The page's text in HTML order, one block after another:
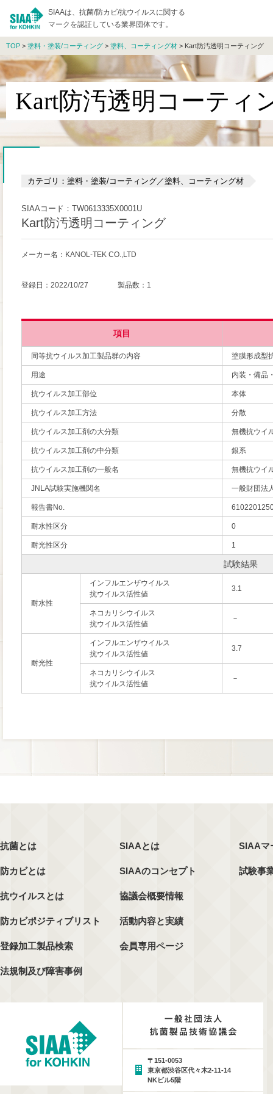
SIAAは、抗菌/防カビ/抗ウイルスに関する
マークを認証している業界団体です。
TOP > 塗料・塗装/コーティング > 塗料、コーティング材 > Kart防汚透明コーティング
Kart防汚透明コーティ
カテゴリ：塗料・塗装/コーティング／塗料、コーティング材
SIAAコード：TW0613335X0001U
Kart防汚透明コーティング
メーカー名：KANOL-TEK CO.,LTD
登録日：2022/10/27 製品数：1
項目
同等抗ウイルス加工製品群の内容 塗膜形成型
用途 内装・備品
抗ウイルス加工部位 本体
抗ウイルス加工方法 分散
抗ウイルス加工剤の大分類 無機抗ウイ
抗ウイルス加工剤の中分類 銀系
抗ウイルス加工剤の一般名 無機抗ウイ
JNLA試験実施機関名 一般財団法
報告書No.
耐水性区分 0
耐光性区分 1
試験結果
耐水性
インフルエンザウイルス
抗ウイルス活性値
3.1
ネコカリシウイルス
抗ウイルス活性値
－
耐光性
インフルエンザウイルス
抗ウイルス活性値
3.7
ネコカリシウイルス
抗ウイルス活性値
－
抗菌とは
防カビとは
抗ウイルスとは
防カビポジティブリスト
登録加工製品検索
法規制及び障害事例
SIAAとは
SIAAのコンセプト
協議会概要情報
活動内容と実績
会員専用ページ
SIAAマ
試験事
〒151-0053
東京都渋谷区代々木2-11-14
NKビル5階